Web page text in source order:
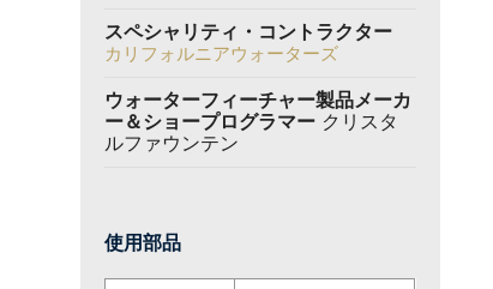
スペシャリティ・コントラクター
カリフォルニアウォーターズ
ウォーターフィーチャー製品メーカ
ー＆ショープログラマー クリスタ
ルファウンテン
使用部品